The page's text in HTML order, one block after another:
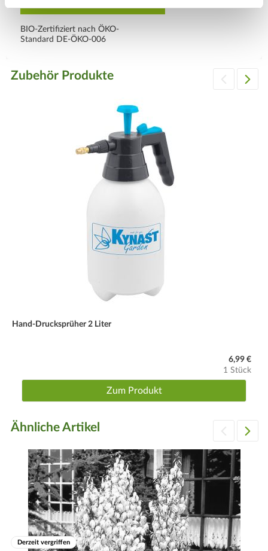
BIO-Zertifiziert nach ÖKO-
Standard DE-ÖKO-006
Zubehör Produkte
Hand-Drucksprüher 2 Liter
6,99 €
1 Stück
Zum Produkt
Ähnliche Artikel
Derzeit vergriffen